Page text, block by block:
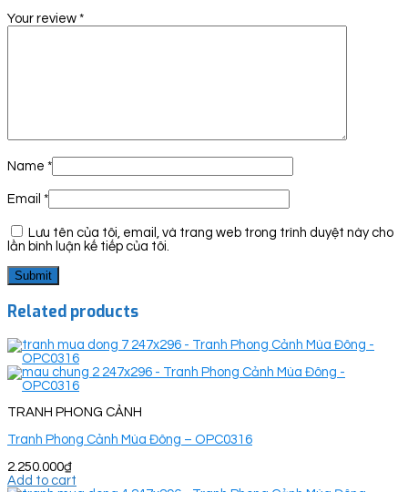
Your review *
Name *
Email *
Lưu tên của tôi, email, và trang web trong trình duyệt này cho
lần bình luận kế tiếp của tôi.
Related products
TRANH PHONG CẢNH
Tranh Phong Cảnh Mùa Đông – OPC0316
2.250.000₫
Add to cart